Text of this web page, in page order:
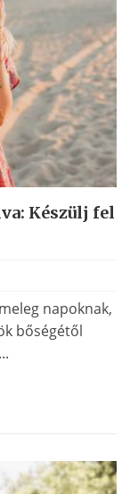
Készülj fel
napoknak,
bőségétől